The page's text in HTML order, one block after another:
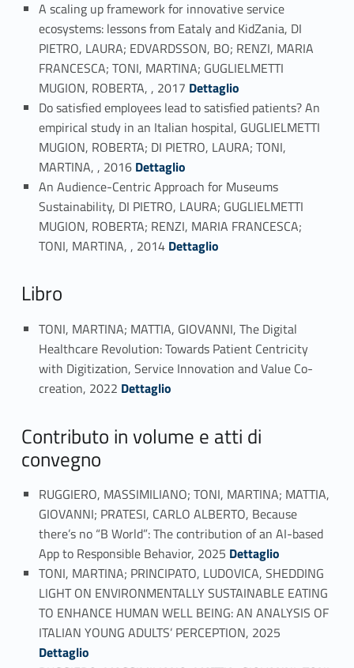
A scaling up framework for innovative service
ecosystems: lessons from Eataly and KidZania, DI
PIETRO, LAURA; EDVARDSSON, BO; RENZI, MARIA
FRANCESCA; TONI, MARTINA; GUGLIELMETTI
MUGION, ROBERTA, , 2017 Link identifier #identifier_person_94765-11
Dettaglio
Do satisfied employees lead to satisfied patients? An
empirical study in an Italian hospital, GUGLIELMETTI
MUGION, ROBERTA; DI PIETRO, LAURA; TONI,
MARTINA, , 2016 Link identifier #identifier_person_87608-12
Dettaglio
An Audience-Centric Approach for Museums
Sustainability, DI PIETRO, LAURA; GUGLIELMETTI
MUGION, ROBERTA; RENZI, MARIA FRANCESCA;
TONI, MARTINA, , 2014 Link identifier #identifier_person_124888-13
Dettaglio
Libro
TONI, MARTINA; MATTIA, GIOVANNI, The Digital
Healthcare Revolution: Towards Patient Centricity
with Digitization, Service Innovation and Value Co-
creation, 2022 Link identifier #identifier_person_154662-14
Dettaglio
Contributo in volume e atti di
convegno
RUGGIERO, MASSIMILIANO; TONI, MARTINA; MATTIA,
GIOVANNI; PRATESI, CARLO ALBERTO, Because
there’s no “B World”: The contribution of an AI-based
App to Responsible Behavior, 2025 Link identifier #identifier_person_58158-15
Dettaglio
TONI, MARTINA; PRINCIPATO, LUDOVICA, SHEDDING
LIGHT ON ENVIRONMENTALLY SUSTAINABLE EATING
TO ENHANCE HUMAN WELL BEING: AN ANALYSIS OF
ITALIAN YOUNG ADULTS’ PERCEPTION, 2025
Dettaglio